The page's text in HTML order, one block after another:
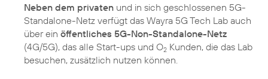
Neben dem privaten und in sich geschlossenen 5G-
Standalone-Netz verfügt das Wayra 5G Tech Lab auch
über ein öffentliches 5G-Non-Standalone-Netz
(4G/5G), das alle Start-ups und O2 Kunden, die das Lab
besuchen, zusätzlich nutzen können.